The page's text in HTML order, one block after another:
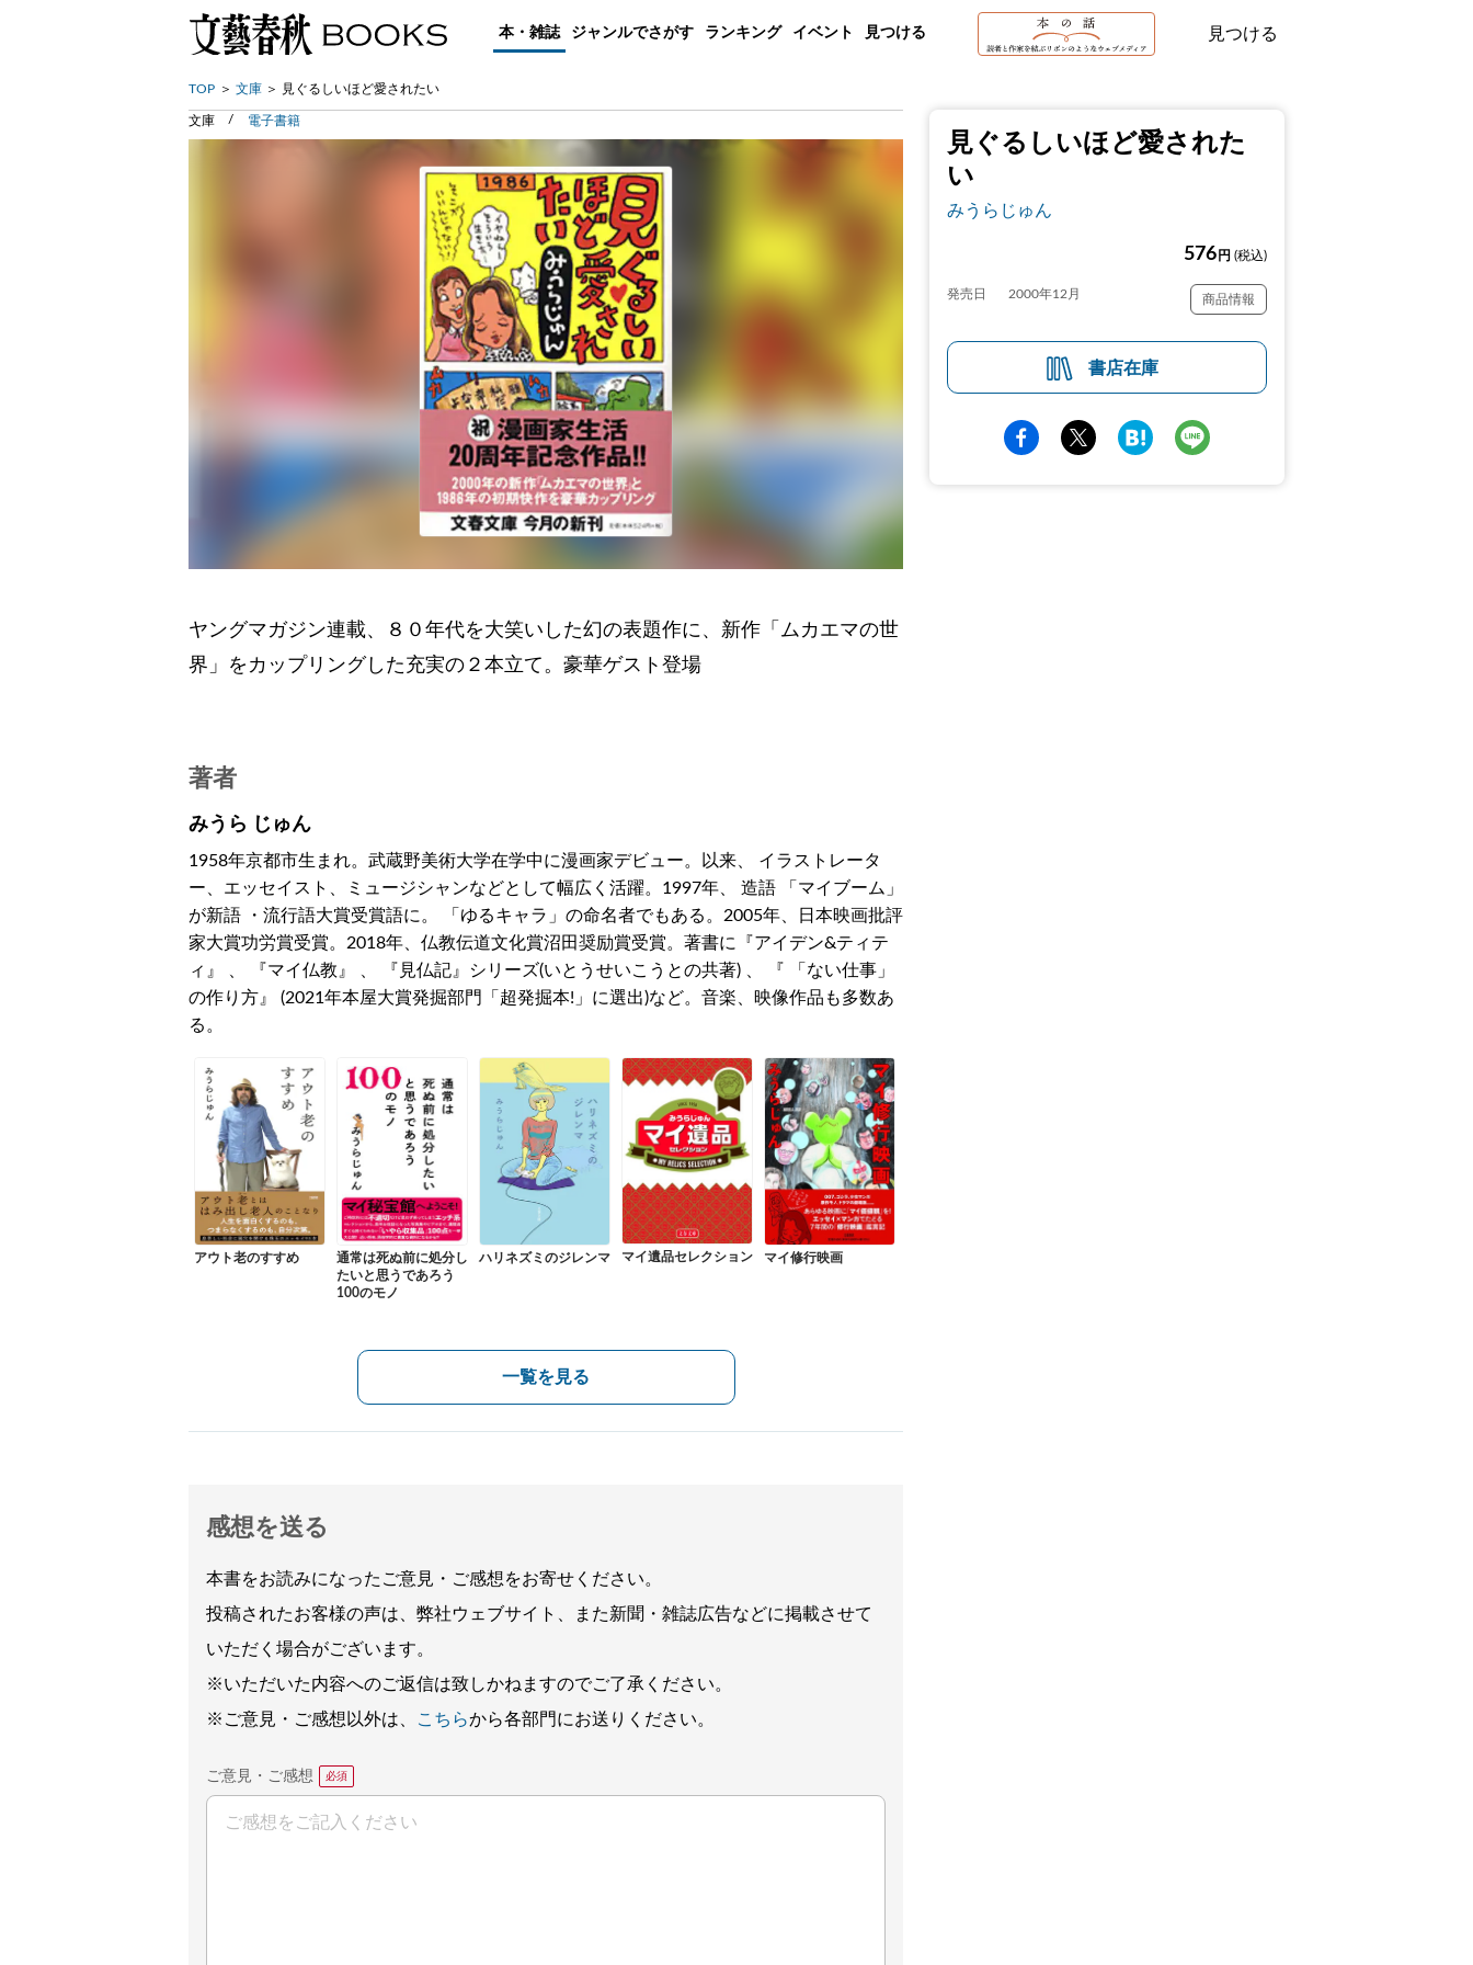
本・雑誌 ジャンルでさがす ランキング イベント 見つける 見つける
TOP 文庫 見ぐるしいほど愛されたい
見ぐるしいほど愛された
い
みうらじゅん
576 円 (税込)
発売日 2000年12月 商品情報
書店在庫
文庫 電子書籍
ヤングマガジン連載、８０年代を大笑いした幻の表題作に、新作「ムカエマの世
界」をカップリングした充実の２本立て。豪華ゲスト登場
著者
みうら じゅん
1958年京都市生まれ。武蔵野美術大学在学中に漫画家デビュー。以来、 イラストレータ
ー、エッセイスト、ミュージシャンなどとして幅広く活躍。1997年、 造語 「マイブーム」
が新語 ・流行語大賞受賞語に。 「ゆるキャラ」の命名者でもある。2005年、日本映画批評
家大賞功労賞受賞。2018年、仏教伝道文化賞沼田奨励賞受賞。著書に『アイデン&ティテ
ィ』 、 『マイ仏教』 、 『見仏記』シリーズ(いとうせいこうとの共著) 、 『 「ない仕事」
の作り方』 (2021年本屋大賞発掘部門「超発掘本!」に選出)など。音楽、映像作品も多数あ
る。
アウト老のすすめ
通常は死ぬ前に処分し
たいと思うであろう
100のモノ
ハリネズミのジレンマ マイ遺品セレクション マイ修行映画
一覧を見る
感想を送る
本書をお読みになったご意見・ご感想をお寄せください。
投稿されたお客様の声は、弊社ウェブサイト、また新聞・雑誌広告などに掲載させて
いただく場合がございます。
※いただいた内容へのご返信は致しかねますのでご了承ください。
※ご意見・ご感想以外は、
こちらから各部門にお送りください。
ご意見・ご感想